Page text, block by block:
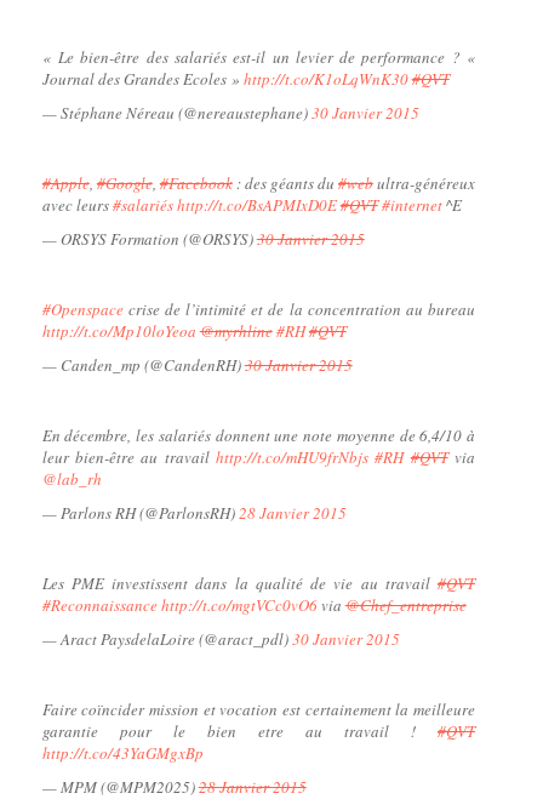
« Le bien-être des salariés est-il un levier de performance ? «
Journal des Grandes Ecoles » http://t.co/K1oLqWnK30#QVT
— Stéphane Néreau (@nereaustephane)30 Janvier 2015
#Apple,#Google,#Facebook: des géants du #webultra-généreux
avec leurs#salariéshttp://t.co/BsAPMIxD0E#QVT#internet^E
— ORSYS Formation (@ORSYS)30 Janvier 2015
#Openspacecrise de l’intimité et de la concentration au bureau
http://t.co/Mp10loYeoa @myrhline#RH#QVT
— Canden_mp (@CandenRH)30 Janvier 2015
En décembre, les salariés donnent une note moyenne de 6,4/10 à
leur bien-être au travailhttp://t.co/mHU9frNbjs #RH #QVTvia
@lab_rh
— Parlons RH (@ParlonsRH)28 Janvier 2015
Les PME investissent dans la qualité de vie au travail #QVT
#Reconnaissancehttp://t.co/mgtVCc0vO6via@Chef_entreprise
— Aract PaysdelaLoire (@aract_pdl)30 Janvier 2015
Faire coïncider mission et vocation est certainement la meilleure
garantie pour le bien etre au travail ! #QVT
http://t.co/43YaGMgxBp
— MPM (@MPM2025)28 Janvier 2015